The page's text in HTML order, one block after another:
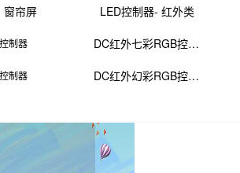
窗帘屏
制器
制器
LED控制器- 红外类
DC红外七彩RGB控制器
DC红外幻彩RGB控制器
PCBA 次
这些薄膜厚度从几纳米到几微米不等。